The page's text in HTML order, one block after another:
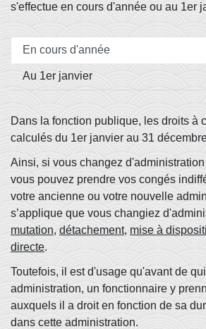
s'effectue en cours d'année ou au 1er
En cours d'année
Au 1er janvier
Dans la fonction publique, les droits à
calculés du 1er janvier au 31
Ainsi, si vous changez
vous pouvez prendre vos congés
votre ancienne ou votre nouvelle
s’applique que vous changiez
mutation, détachement, mise à
directe.
Toutefois, il est d'usage qu'avant de
administration, un fonctionnaire y
auxquels il a droit en fonction de sa
dans cette administration.